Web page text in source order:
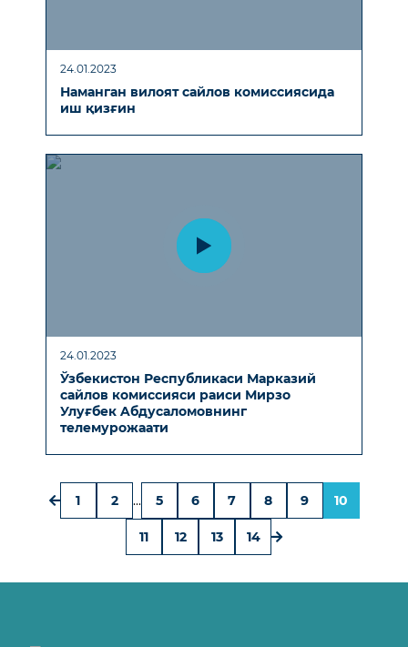
24.01.2023
Наманган вилоят сайлов комиссиясида
иш қизғин
24.01.2023
Ўзбекистон Республикаси Марказий
сайлов комиссияси раиси Мирзо
Улуғбек Aбдусаломовнинг
телемурожаати
1 2 ... 5 6 7 8 9 10
11 12 13 14